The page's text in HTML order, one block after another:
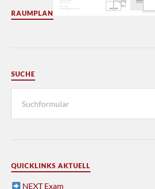
RAUMPLAN
SUCHE
QUICKLINKS AKTUELL
NEXT Exam